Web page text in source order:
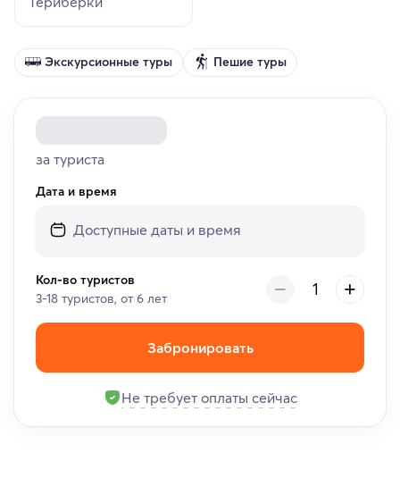
Экскурсионные туры Пешие туры
за туриста
Дата и время
Кол-во туристов
3-18 туристов, от 6 лет
Забронировать
Не требует оплаты сейчас